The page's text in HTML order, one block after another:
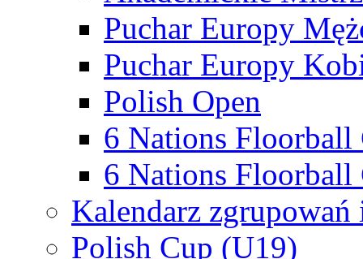
Puchar Europy
Puchar Europy
Polish Open
6 Nations Floorball
6 Nations Floorball
Kalendarz
Polish Cup (U19)